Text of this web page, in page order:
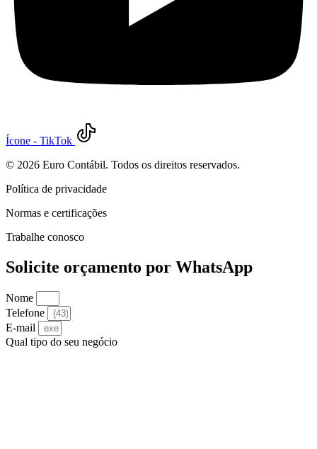
Ícone - TikTok
© 2026 Euro Contábil. Todos os direitos reservados.
Política de privacidade
Normas e certificações
Trabalhe conosco
Solicite orçamento por WhatsApp
Nome
Telefone
E-mail
Qual tipo do seu negócio